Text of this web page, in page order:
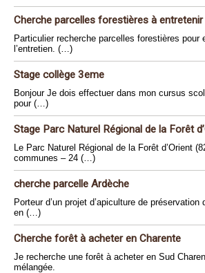
Cherche parcelles forestières à entretenir
Particulier recherche parcelles forestières pour
l’entretien. (…)
Stage collège 3eme
Bonjour Je dois effectuer dans mon cursus
pour (…)
Stage Parc Naturel Régional de la Forêt
Le Parc Naturel Régional de la Forêt d’Orient
communes – 24 (…)
cherche parcelle Ardèche
Porteur d’un projet d’apiculture de préservation
en (…)
Cherche forêt à acheter en Charente
Je recherche une forêt à acheter en Sud
mélangée.